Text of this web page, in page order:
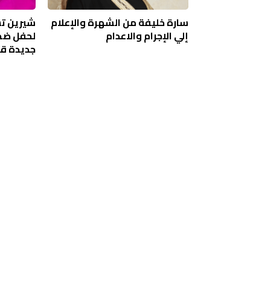
سارة خليفة من الشهرة والإعلام
إلي الإجرام والاعدام
شيرين
لحفل
جديدة